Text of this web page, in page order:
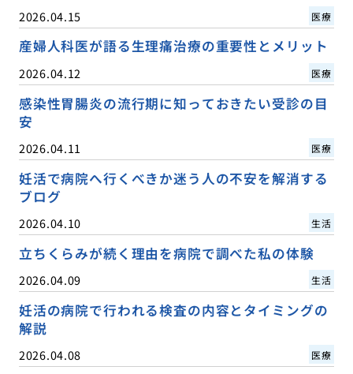
2026.04.15 医療
産婦人科医が語る生理痛治療の重要性とメリット
2026.04.12 医療
感染性胃腸炎の流行期に知っておきたい受診の目
安
2026.04.11 医療
妊活で病院へ行くべきか迷う人の不安を解消する
ブログ
2026.04.10 生活
立ちくらみが続く理由を病院で調べた私の体験
2026.04.09 生活
妊活の病院で行われる検査の内容とタイミングの
解説
2026.04.08 医療